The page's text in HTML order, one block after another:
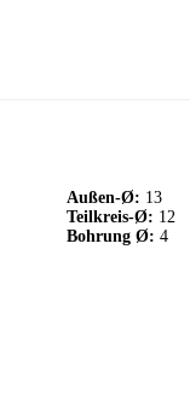
Außen-Ø: 13
Teilkreis-Ø: 12
Bohrung Ø: 4